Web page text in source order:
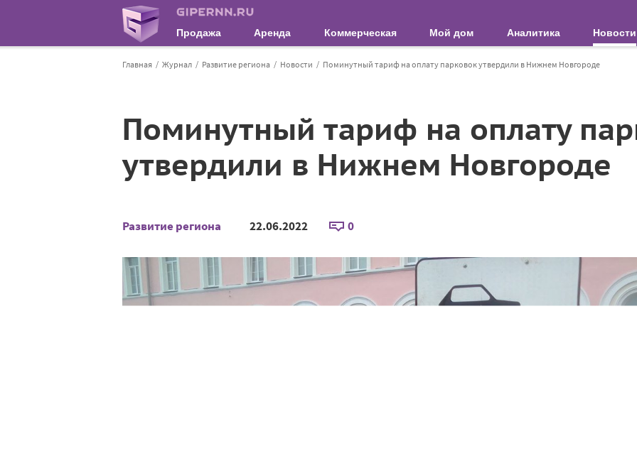
Продажа Аренда Коммерческая Мой дом Аналитика Новости
Главная Журнал Развитие региона Новости Поминутный тариф на оплату парковок утвердили в Нижнем Новгороде
Поминутный тариф на оплату
утвердили в Нижнем Новгороде
Развитие региона 22.06.2022 0